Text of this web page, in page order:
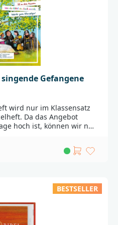
wenden Sie
Str.
Gefangene
wird nur im Klassensatz
Da das Angebot
hoch ist, können wir nur
Bibel ist ein großes,
es gibt viel darin zu
die sie für
wir Kindern ermöglichen,
rund um das
BESTSELLER